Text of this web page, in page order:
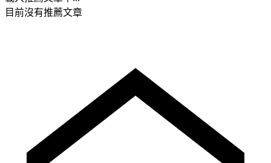
目前沒有推薦文章